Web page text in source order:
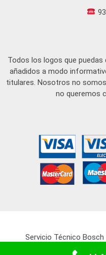
Todos los logos que
añadidos a modo
titulares. Nosotros no
no queremos
Servicio Técnico Bosch